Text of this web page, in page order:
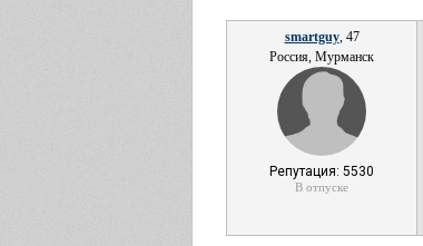
smartguy, 47
Россия, Мурманск
Репутация: 5530
В отпуске